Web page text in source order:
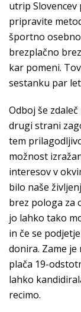
utrip Slovencev
pripravite
športno
brezplačno
kar pomeni.
sestanku par
Odboj še
drugi strani
tem
možnost
interesov v
bilo naše
brez pologa za
jo lahko tako
in če se
donira. Zame
plača 19-
lahko
recimo.